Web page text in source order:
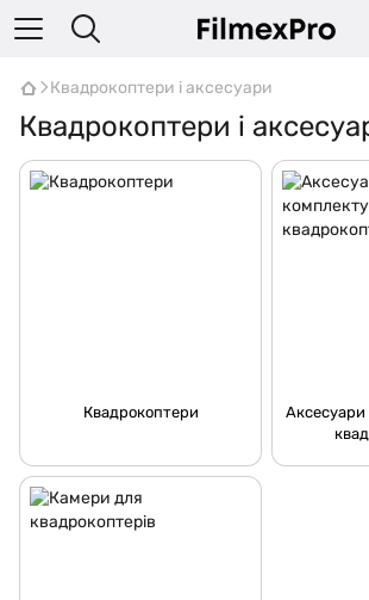
Квадрокоптери і аксесуари
Квадрокоптери і
Квадрокоптери
Аксесуари